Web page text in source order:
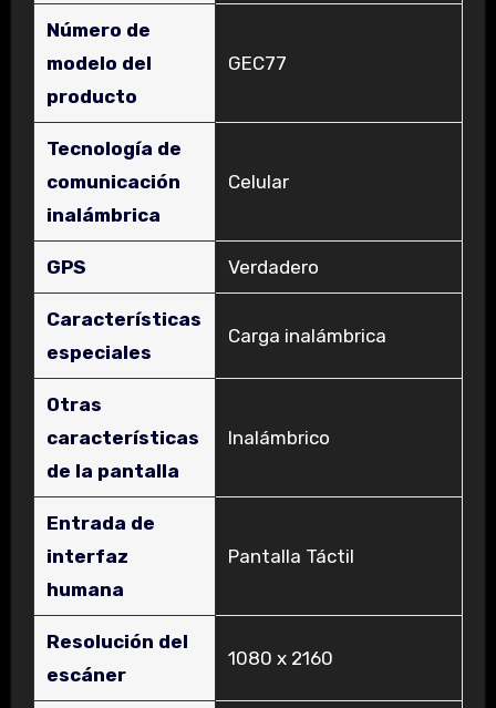
Número de
modelo del
producto
‎GEC77
Tecnología de
comunicación
inalámbrica
‎Celular
GPS ‎Verdadero
Características
especiales
‎Carga inalámbrica
Otras
características
de la pantalla
‎Inalámbrico
Entrada de
interfaz
humana
‎Pantalla Táctil
Resolución del
escáner
‎1080 x 2160